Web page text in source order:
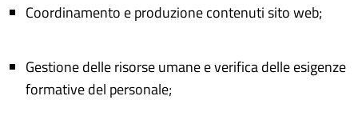
Coordinamento e produzione contenuti sito web;
Gestione delle risorse umane e verifica delle esigenze
formative del personale;